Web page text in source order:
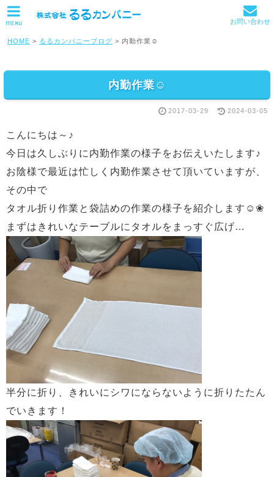
HOME > るるカンパニーブログ > 内勤作業☺
内勤作業☺
2017-03-29 2024-03-05
こんにちは～♪
今日は久しぶりに内勤作業の様子をお伝えいたします♪
お陰様で最近は忙しく内勤作業させて頂いていますが、
その中で
タオル折り作業と袋詰めの作業の様子を紹介します☺❀
まずはきれいなテーブルにタオルをまっすぐ広げ…
半分に折り、きれいにシワにならないように折りたたん
でいきます！
MENU お問い合わせ